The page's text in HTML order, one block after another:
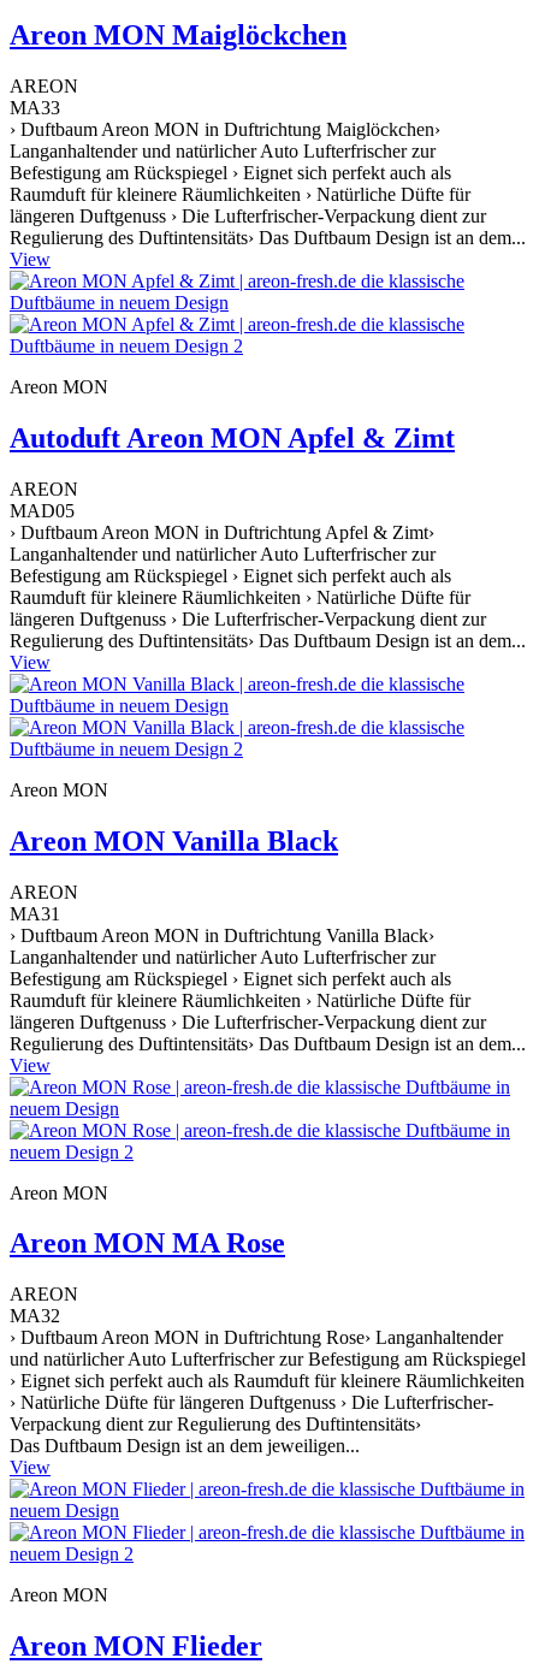
Areon MON Maiglöckchen
AREON
MA33
› Duftbaum Areon MON in Duftrichtung Maiglöckchen›
Langanhaltender und natürlicher Auto Lufterfrischer zur
Befestigung am Rückspiegel › Eignet sich perfekt auch als
Raumduft für kleinere Räumlichkeiten › Natürliche Düfte für
längeren Duftgenuss › Die Lufterfrischer-Verpackung dient zur
Regulierung des Duftintensitäts› Das Duftbaum Design ist an dem...
View
Areon MON
Autoduft Areon MON Apfel & Zimt
AREON
MAD05
› Duftbaum Areon MON in Duftrichtung Apfel & Zimt›
Langanhaltender und natürlicher Auto Lufterfrischer zur
Befestigung am Rückspiegel › Eignet sich perfekt auch als
Raumduft für kleinere Räumlichkeiten › Natürliche Düfte für
längeren Duftgenuss › Die Lufterfrischer-Verpackung dient zur
Regulierung des Duftintensitäts› Das Duftbaum Design ist an dem...
View
Areon MON
Areon MON Vanilla Black
AREON
MA31
› Duftbaum Areon MON in Duftrichtung Vanilla Black›
Langanhaltender und natürlicher Auto Lufterfrischer zur
Befestigung am Rückspiegel › Eignet sich perfekt auch als
Raumduft für kleinere Räumlichkeiten › Natürliche Düfte für
längeren Duftgenuss › Die Lufterfrischer-Verpackung dient zur
Regulierung des Duftintensitäts› Das Duftbaum Design ist an dem...
View
Areon MON
Areon MON MA Rose
AREON
MA32
› Duftbaum Areon MON in Duftrichtung Rose› Langanhaltender
und natürlicher Auto Lufterfrischer zur Befestigung am Rückspiegel
› Eignet sich perfekt auch als Raumduft für kleinere Räumlichkeiten
› Natürliche Düfte für längeren Duftgenuss › Die Lufterfrischer-
Verpackung dient zur Regulierung des Duftintensitäts›
Das Duftbaum Design ist an dem jeweiligen...
View
Areon MON
Areon MON Flieder